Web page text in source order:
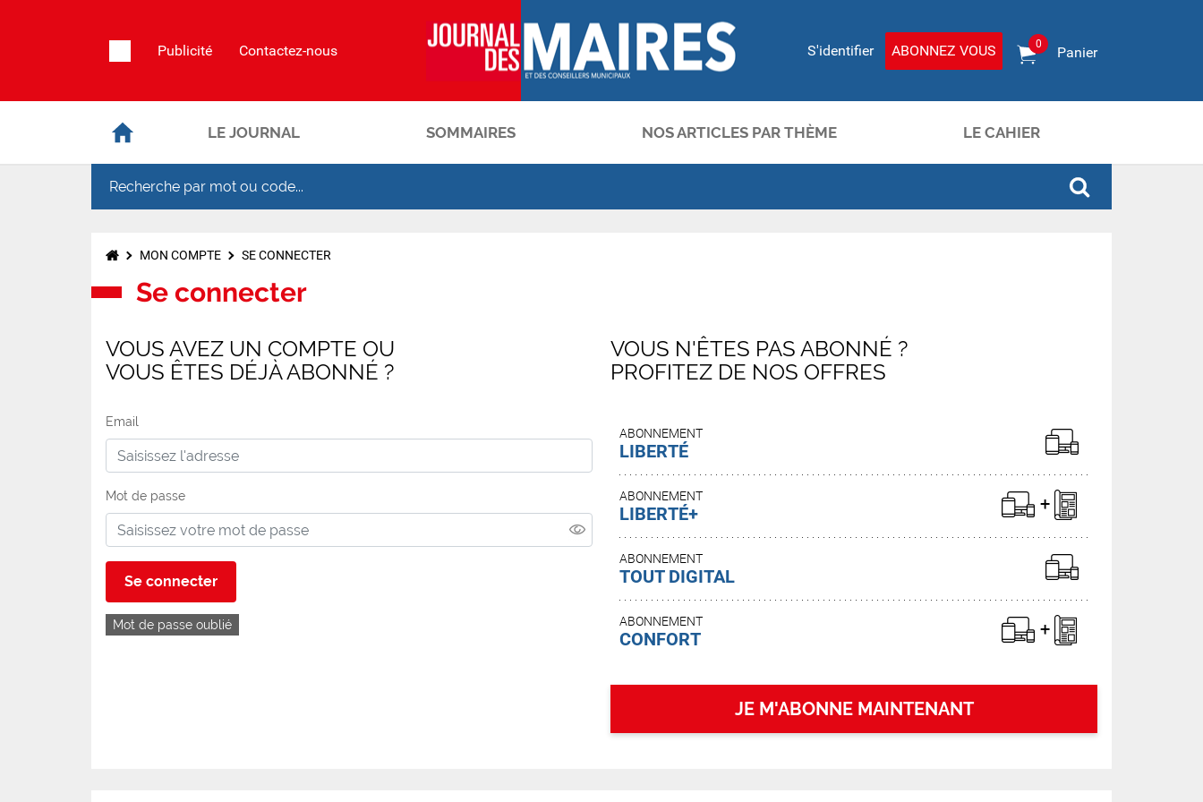
Publicité Contactez-nous S'identifier ABONNEZ VOUS Panier
0
LE JOURNAL SOMMAIRES NOS ARTICLES PAR THÈME LE CAHIER
MON COMPTE SE CONNECTER
Se connecter
VOUS AVEZ UN COMPTE OU
VOUS ÊTES DÉJÀ ABONNÉ ?
Email
Mot de passe
Se connecter
Mot de passe oublié
VOUS N'ÊTES PAS ABONNÉ ?
PROFITEZ DE NOS OFFRES
ABONNEMENT
LIBERTÉ
ABONNEMENT
LIBERTÉ+
ABONNEMENT
TOUT DIGITAL
ABONNEMENT
CONFORT
JE M'ABONNE MAINTENANT